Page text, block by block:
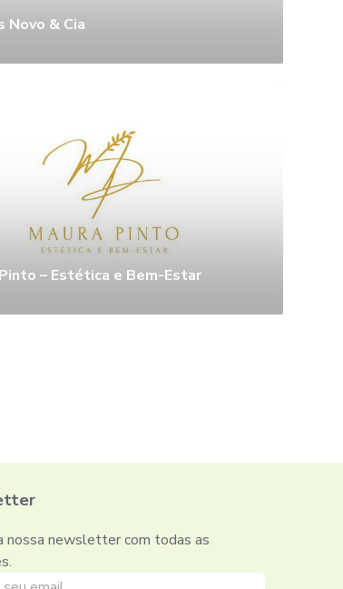
Novo & Cia
– Estética e Bem-Estar
nossa newsletter com todas as